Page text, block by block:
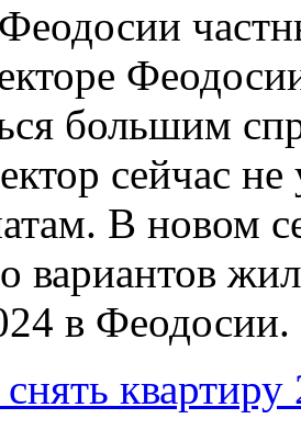
большим
сейчас
В новом
вариантов
в Феодосии.